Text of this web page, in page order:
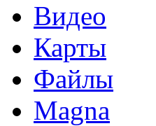
Видео
Карты
Файлы
Magna